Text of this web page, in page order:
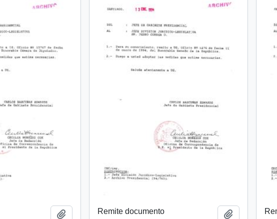
Añadir al portapapeles
Remite documento Añadir al